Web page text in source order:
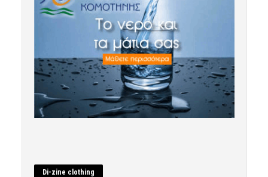
Di-zine clothing